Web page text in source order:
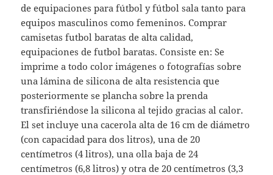
de equipaciones para fútbol y fútbol sala tanto para
equipos masculinos como femeninos. Comprar
camisetas futbol baratas de alta calidad,
equipaciones de futbol baratas. Consiste en: Se
imprime a todo color imágenes o fotografías sobre
una lámina de silicona de alta resistencia que
posteriormente se plancha sobre la prenda
transfiriéndose la silicona al tejido gracias al calor.
El set incluye una cacerola alta de 16 cm de diámetro
(con capacidad para dos litros), una de 20
centímetros (4 litros), una olla baja de 24
centímetros (6,8 litros) y otra de 20 centímetros (3,3